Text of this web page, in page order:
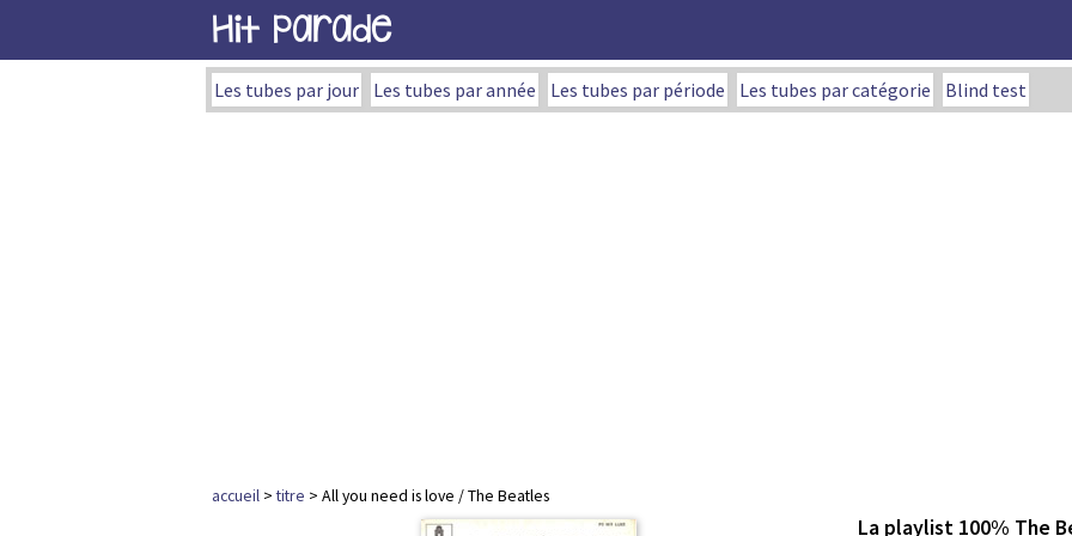
Hit Parade
Les tubes par jour Les tubes par année Les tubes par période Les tubes par catégorie Blind test
accueil >titre > All you need is love / The Beatles
La playlist 100% The